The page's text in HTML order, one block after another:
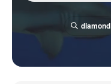
diamond